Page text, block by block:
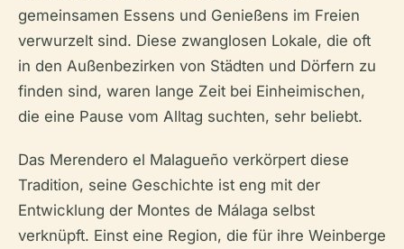
gemeinsamen Essens und Genießens im Freien
verwurzelt sind. Diese zwanglosen Lokale, die oft
in den Außenbezirken von Städten und Dörfern zu
finden sind, waren lange Zeit bei Einheimischen,
die eine Pause vom Alltag suchten, sehr beliebt.
Das Merendero el Malagueño verkörpert diese
Tradition, seine Geschichte ist eng mit der
Entwicklung der Montes de Málaga selbst
verknüpft. Einst eine Region, die für ihre Weinberge